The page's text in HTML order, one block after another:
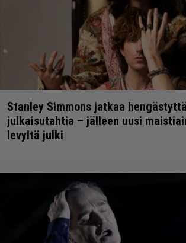
Stanley Simmons jatkaa
julkaisutahtia – jälleen uusi
levyltä julki